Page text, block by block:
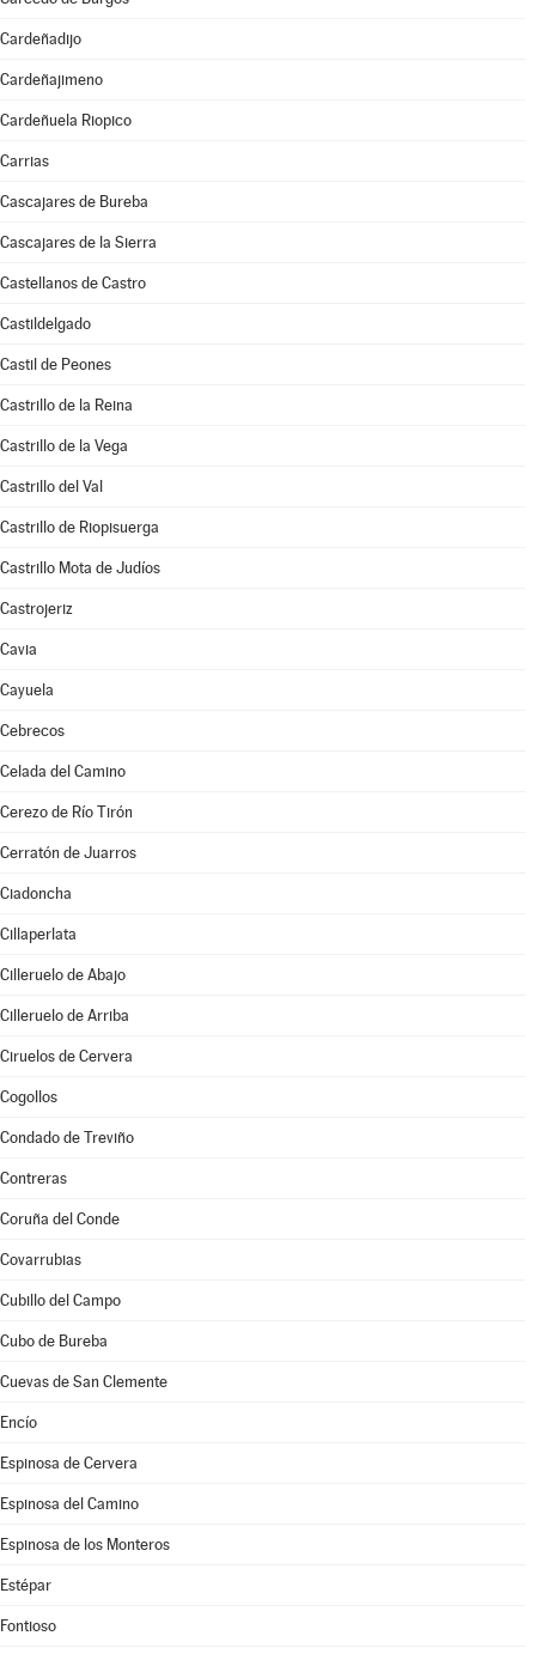
Cardeñadijo
Cardeñajimeno
Cardeñuela Riopico
Carrias
Cascajares de Bureba
Cascajares de la Sierra
Castellanos de Castro
Castildelgado
Castil de Peones
Castrillo de la Reina
Castrillo de la Vega
Castrillo del Val
Castrillo de Riopisuerga
Castrillo Mota de Judíos
Castrojeriz
Cavia
Cayuela
Cebrecos
Celada del Camino
Cerezo de Río Tirón
Cerratón de Juarros
Ciadoncha
Cillaperlata
Cilleruelo de Abajo
Cilleruelo de Arriba
Ciruelos de Cervera
Cogollos
Condado de Treviño
Contreras
Coruña del Conde
Covarrubias
Cubillo del Campo
Cubo de Bureba
Cuevas de San Clemente
Encío
Espinosa de Cervera
Espinosa del Camino
Espinosa de los Monteros
Estépar
Fontioso